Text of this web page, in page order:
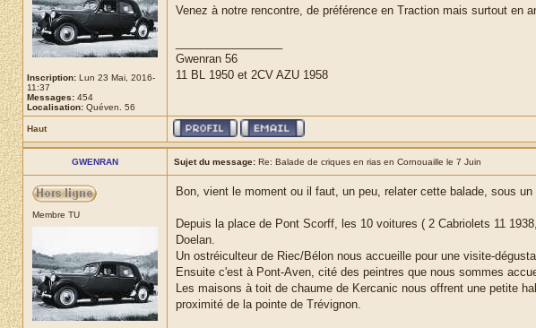
Inscription: Lun 23 Mai, 2016-
11:37
Messages: 454
Localisation: Quéven. 56
Venez à notre rencontre, de préférence en Traction mais surtout en
Gwenran 56
11 BL 1950 et 2CV AZU 1958
Haut
GWENRAN Sujet du message: Re: Balade de criques en rias en Cornouaille le 7 Juin
Membre TU
Bon, vient le moment ou il faut, un peu, relater cette balade, sous
Depuis la place de Pont Scorff, les 10 voitures ( 2 Cabriolets 11
Doelan.
Un ostréiculteur de Riec/Bélon nous accueille pour une visite-
Ensuite c'est à Pont-Aven, cité des peintres que nous sommes
Les maisons à toit de chaume de Kercanic nous offrent une petite
proximité de la pointe de Trévignon.